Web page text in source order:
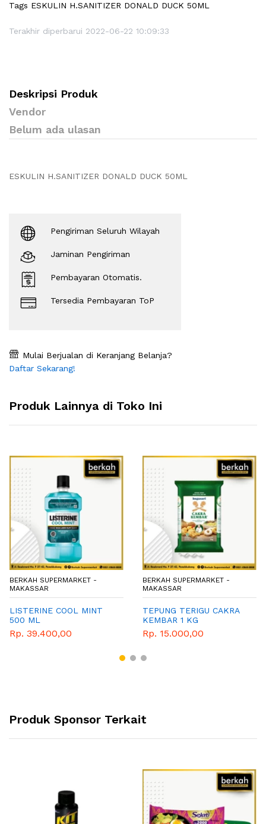
Tags ESKULIN H.SANITIZER DONALD DUCK 50ML
Terakhir diperbarui 2022-06-22 10:09:33
Deskripsi Produk
Vendor
Belum ada ulasan
ESKULIN H.SANITIZER DONALD DUCK 50ML
Pengiriman Seluruh Wilayah
Jaminan Pengiriman
Pembayaran Otomatis.
Tersedia Pembayaran ToP
Mulai Berjualan di Keranjang Belanja?
Daftar Sekarang!
Produk Lainnya di Toko Ini
BERKAH SUPERMARKET -
MAKASSAR
LISTERINE COOL MINT
500 ML
Rp. 39.400,00
BERKAH SUPERMARKET -
MAKASSAR
TEPUNG TERIGU CAKRA
KEMBAR 1 KG
Rp. 15.000,00
Produk Sponsor Terkait